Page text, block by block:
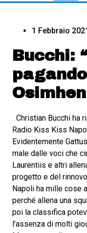
1 Febbraio
Bucchi:
Christian Bucchi ha
Radio Kiss Kiss
Evidentemente
male dalle voci che
Laurentiis e altri
progetto e del
Napoli ha mille cose
perché allena una
poi la classifica
l’assenza di molti